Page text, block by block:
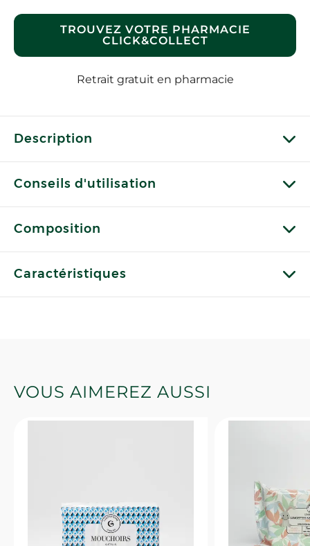
TROUVEZ VOTRE PHARMACIE
CLICK&COLLECT
Retrait gratuit en pharmacie
Description
Conseils d'utilisation
Composition
Caractéristiques
VOUS AIMEREZ AUSSI